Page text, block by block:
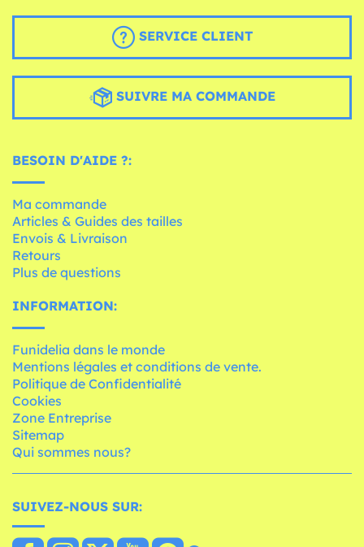
SERVICE CLIENT
SUIVRE MA COMMANDE
BESOIN D'AIDE ?:
Ma commande
Articles & Guides des tailles
Envois & Livraison
Retours
Plus de questions
INFORMATION:
Funidelia dans le monde
Mentions légales et conditions de vente.
Politique de Confidentialité
Cookies
Zone Entreprise
Sitemap
Qui sommes nous?
SUIVEZ-NOUS SUR: